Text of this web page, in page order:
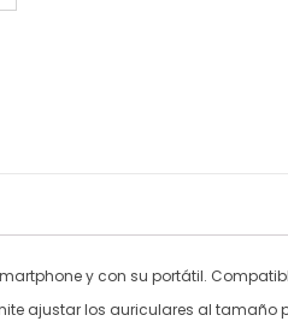
y con su portátil.
ajustar los auriculares al tamaño